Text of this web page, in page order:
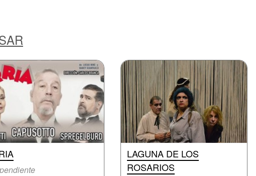
LAGUNA DE LOS
ROSARIOS